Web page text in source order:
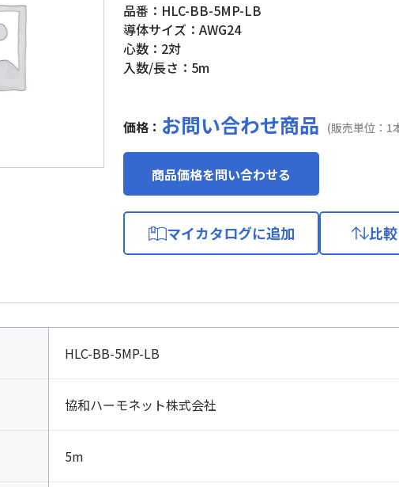
品番：HLC-BB-5MP-LB
導体サイズ：AWG24
心数：2対
入数/長さ：5m
価格： お問い合わせ商品 (販売単位：1
商品価格を問い合わせる
マイカタログに追加 比
HLC-BB-5MP-LB
協和ハーモネット株式会社
5m